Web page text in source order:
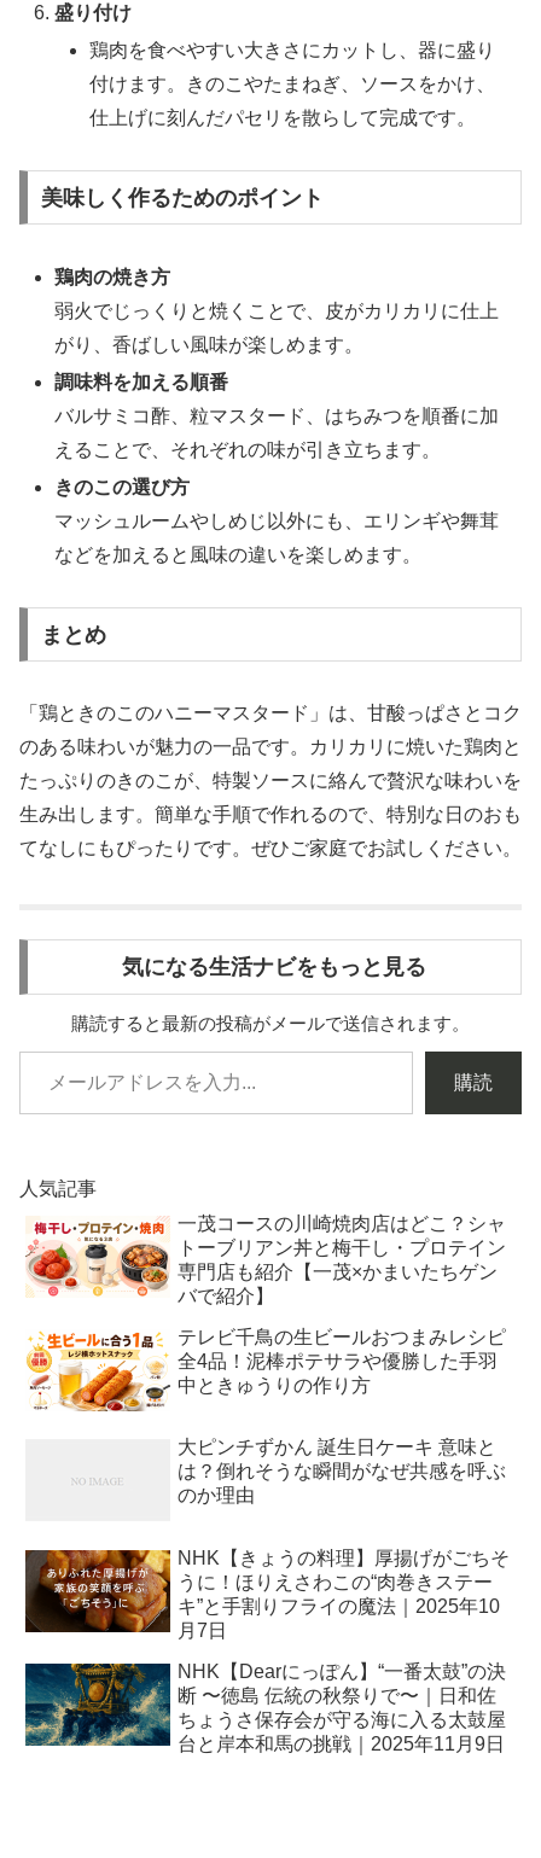
盛り付け
鶏肉を食べやすい大きさにカットし、器に盛り
付けます。きのこやたまねぎ、ソースをかけ、
仕上げに刻んだパセリを散らして完成です。
美味しく作るためのポイント
鶏肉の焼き方
弱火でじっくりと焼くことで、皮がカリカリに仕上
がり、香ばしい風味が楽しめます。
調味料を加える順番
バルサミコ酢、粒マスタード、はちみつを順番に加
えることで、それぞれの味が引き立ちます。
きのこの選び方
マッシュルームやしめじ以外にも、エリンギや舞茸
などを加えると風味の違いを楽しめます。
まとめ
「鶏ときのこのハニーマスタード」は、甘酸っぱさとコク
のある味わいが魅力の一品です。カリカリに焼いた鶏肉と
たっぷりのきのこが、特製ソースに絡んで贅沢な味わいを
生み出します。簡単な手順で作れるので、特別な日のおも
てなしにもぴったりです。ぜひご家庭でお試しください。
気になる生活ナビをもっと見る
購読すると最新の投稿がメールで送信されます。
購読
人気記事
一茂コースの川崎焼肉店はどこ？シャ
トーブリアン丼と梅干し・プロテイン
専門店も紹介【一茂×かまいたちゲン
バで紹介】
テレビ千鳥の生ビールおつまみレシピ
全4品！泥棒ポテサラや優勝した手羽
中ときゅうりの作り方
大ピンチずかん 誕生日ケーキ 意味と
は？倒れそうな瞬間がなぜ共感を呼ぶ
のか理由
NHK【きょうの料理】厚揚げがごちそ
うに！ほりえさわこの“肉巻きステー
キ”と手割りフライの魔法｜2025年10
月7日
NHK【Dearにっぽん】“一番太鼓”の決
断 〜徳島 伝統の秋祭りで〜｜日和佐
ちょうさ保存会が守る海に入る太鼓屋
台と岸本和馬の挑戦｜2025年11月9日